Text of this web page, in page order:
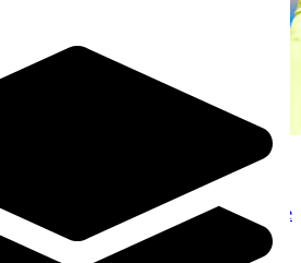
für Ihren Teamsport: Unsere
von der Materialauswahl bis zur
jeder Entscheidung.